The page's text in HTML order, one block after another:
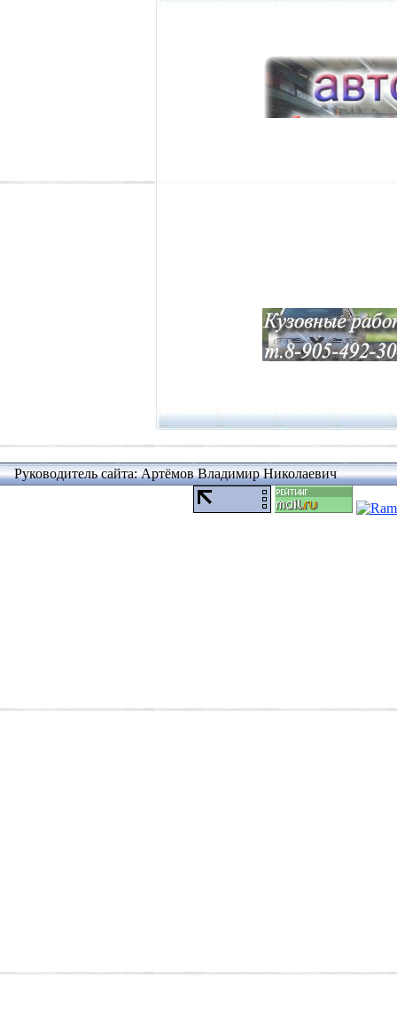
Руководитель сайта: Артёмов Владимир Николаевич